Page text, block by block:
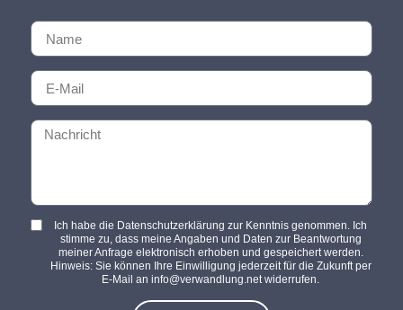
Ich habe die Datenschutzerklärung zur Kenntnis genommen. Ich
stimme zu, dass meine Angaben und Daten zur Beantwortung
meiner Anfrage elektronisch erhoben und gespeichert werden.
Hinweis: Sie können Ihre Einwilligung jederzeit für die Zukunft per
E-Mail an info@verwandlung.net widerrufen.